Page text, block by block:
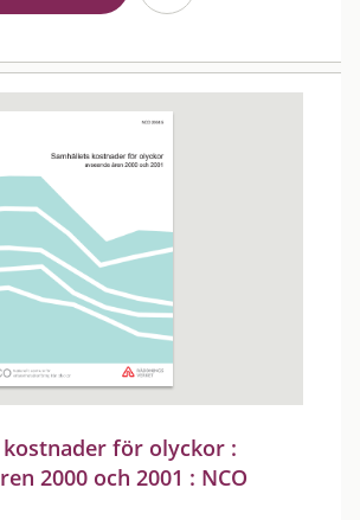
för olyckor :
2000 och 2001 : NCO